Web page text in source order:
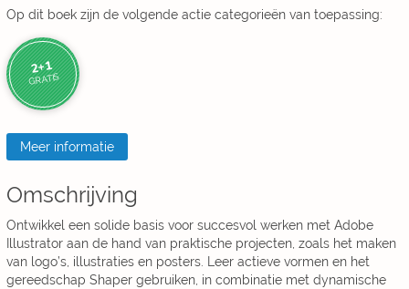
Op dit boek zijn de volgende actie categorieën van toepassing:
2+1
GRATIS
Meer informatie
Omschrijving
Ontwikkel een solide basis voor succesvol werken met Adobe
Illustrator aan de hand van praktische projecten, zoals het maken
van logo’s, illustraties en posters. Leer actieve vormen en het
gereedschap Shaper gebruiken, in combinatie met dynamische